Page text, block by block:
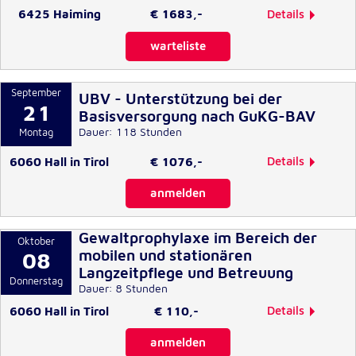
6425 Haiming € 1683,- Details
warteliste
Google Maps ist deaktiviert.
Zum Anzeigen bitte die Cookie-Einstellungen anpassen.
Google Maps erlauben
September
21
Montag
UBV - Unterstützung bei der
Basisversorgung nach GuKG-BAV
Dauer: 118 Stunden
6060 Hall in Tirol € 1076,- Details
anmelden
Zum Anzeigen bitte die Cookie-Einstellungen anpassen.
Oktober
08
Donnerstag
Gewaltprophylaxe im Bereich der
mobilen und stationären
Langzeitpflege und Betreuung
Dauer: 8 Stunden
6060 Hall in Tirol € 110,- Details
anmelden
Externe Dienste
Um Inhalte von Videoplattformen und
Kartendiensten anzeigen zu können, werden von
diesen externen Diensten Cookies gesetzt.
YouTube
Anbieter:
Einbinden und Anzeigen von Videos
Google Maps
Name: